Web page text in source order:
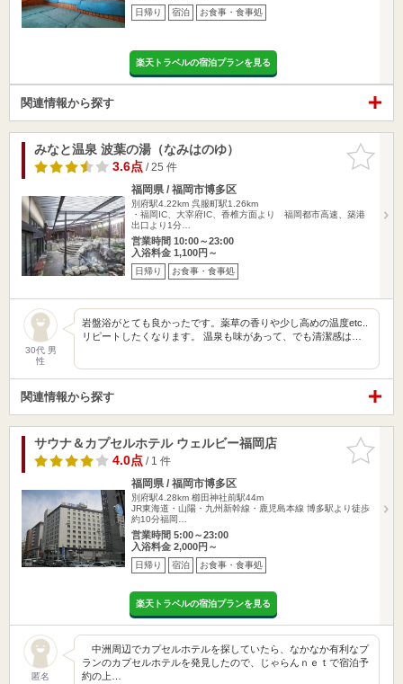
日帰り 宿泊 お食事・食事処
楽天トラベルの宿泊プランを見る
関連情報から探す
お気に入
りに追加
みなと温泉 波葉の湯（なみはのゆ）
3.6点/ 25 件
福岡県 / 福岡市博多区
別府駅4.22km 呉服町駅1.26km
・福岡IC、大宰府IC、香椎方面より 福岡都市高速、築港
出口より1分…
営業時間 10:00～23:00
入浴料金 1,100円～
日帰り お食事・食事処
30代 男
性
岩盤浴がとても良かったです。薬草の香りや少し高めの温度etc..
リピートしたくなります。 温泉も味があって、でも清潔感は…
関連情報から探す
お気に入
りに追加
サウナ＆カプセルホテル ウェルビー福岡店
4.0点/ 1 件
福岡県 / 福岡市博多区
別府駅4.28km 櫛田神社前駅44m
JR東海道・山陽・九州新幹線・鹿児島本線 博多駅より徒歩
約10分福岡…
営業時間 5:00～23:00
入浴料金 2,000円～
日帰り 宿泊 お食事・食事処
楽天トラベルの宿泊プランを見る
匿名
中洲周辺でカプセルホテルを探していたら、なかなか有利なプ
ランのカプセルホテルを発見したので、じゃらんｎｅｔで宿泊予
約の上…